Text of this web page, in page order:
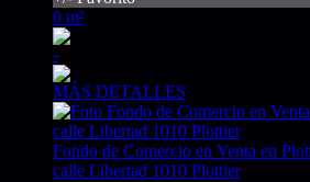
0 m²
-
MÁS DETALLES
Fondo de Comercio en Venta en
calle Libertad 1010 Plottier